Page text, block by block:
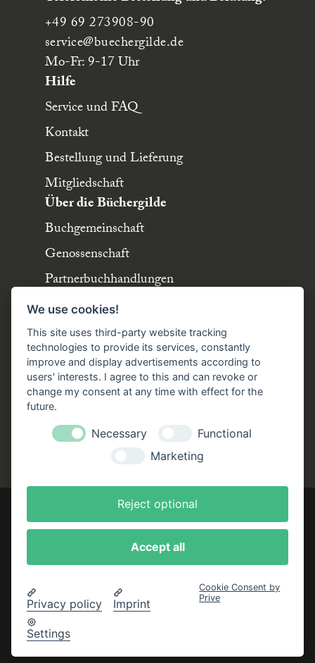
Kategorien
Sommerlektüre
Bücher
Die schönen Dinge
Kunst
Gutscheine
Für Sie reduziert
+49 69 273908-90
service@buechergilde.de
Mo-Fr: 9-17 Uhr
Hilfe
Service und FAQ
Kontakt
Bestellung und Lieferung
Mitgliedschaft
Über die Büchergilde
Buchgemeinschaft
Genossenschaft
Partnerbuchhandlungen
Büchergilde online
Stellenangebote
Folgen Sie uns!
FacebookInstagramYouTubeTikTok
Zustellung durch:
Impressum
Datenschutzerklärung
Cookie-Einstellungen
We use cookies!
This site uses third-party website tracking
technologies to provide its services, constantly
improve and display advertisements according to
users' interests. I agree to this and can revoke or
change my consent at any time with effect for the
future.
Necessary
Functional
Marketing
Reject optional
Accept all
Privacy policy Imprint
Settings
Cookie Consent by
Prive